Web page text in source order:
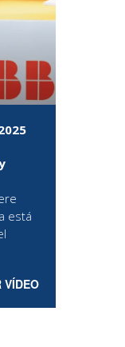
está
VÍDEO